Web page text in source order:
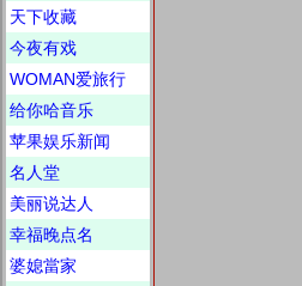
天下收藏
今夜有戏
WOMAN爱旅行
给你哈音乐
苹果娱乐新闻
名人堂
美丽说达人
幸福晚点名
婆媳當家